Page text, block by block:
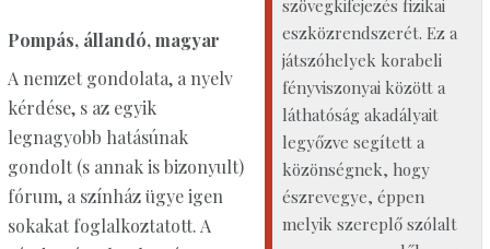
szövegkifejezés fizikai
eszközrendszerét. Ez a
játszóhelyek korabeli
fényviszonyai között a
láthatóság akadályait
legyőzve segített a
közönségnek, hogy
észrevegye, éppen
melyik szereplő szólalt
Pompás, állandó, magyar
A nemzet gondolata, a nyelv
kérdése, s az egyik
legnagyobb hatásúnak
gondolt (s annak is bizonyult)
fórum, a színház ügye igen
sokakat foglalkoztatott. A